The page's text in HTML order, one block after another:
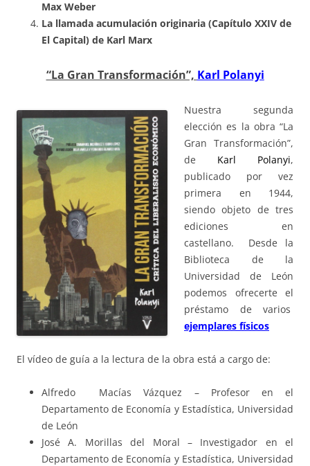
Max Weber
La llamada acumulación originaria (Capítulo XXIV de
El Capital) de Karl Marx
“La Gran Transformación”, Karl Polanyi
Nuestra segunda
elección es la obra “La
Gran Transformación”,
de Karl Polanyi,
publicado por vez
primera en 1944,
siendo objeto de tres
ediciones en
castellano. Desde la
Biblioteca de la
Universidad de León
podemos ofrecerte el
préstamo de varios
ejemplares físicos
El vídeo de guía a la lectura de la obra está a cargo de:
Alfredo Macías Vázquez – Profesor en el
Departamento de Economía y Estadística, Universidad
de León
José A. Morillas del Moral – Investigador en el
Departamento de Economía y Estadística, Universidad